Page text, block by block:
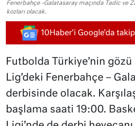
Fenerbahçe -Galatasaray maçında Tadic ve
kozları olacak.
10Haber'i Google'da
Futbolda Türkiye’nin gözü
Lig’deki Fenerbahçe –
derbisinde olacak.
başlama saati 19:00.